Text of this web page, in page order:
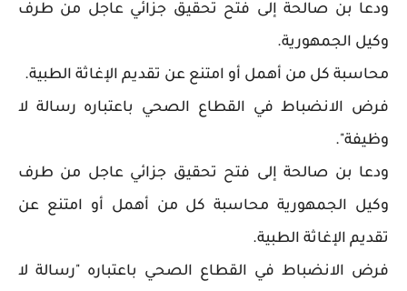
ودعا بن صالحة إلى فتح تحقيق جزائي عاجل من طرف
وكيل الجمهورية.
محاسبة كل من أهمل أو امتنع عن تقديم الإغاثة الطبية.
فرض الانضباط في القطاع الصحي باعتباره رسالة لا
وظيفة".
ودعا بن صالحة إلى فتح تحقيق جزائي عاجل من طرف
وكيل الجمهورية محاسبة كل من أهمل أو امتنع عن
تقديم الإغاثة الطبية.
فرض الانضباط في القطاع الصحي باعتباره "رسالة لا